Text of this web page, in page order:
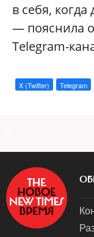
в себя, когда
— пояснила
Telegram-
X (Twitter) Telegram